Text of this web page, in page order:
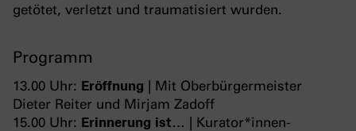
getötet, verletzt und traumatisiert wurden.
Programm
13.00 Uhr: Eröffnung | Mit Oberbürgermeister
Dieter Reiter und Mirjam Zadoff
15.00 Uhr: Erinnerung ist… | Kurator*innen-